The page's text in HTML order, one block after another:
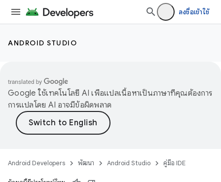
ลงชื่อเข้าใช้
ANDROID STUDIO
Google ใช้เทคโนโลยี AI เพื่อแปลเนื้อหาเป็นภาษาที่คุณต้องการ
การแปลโดย AI อาจมีข้อผิดพลาด
Android Developers พัฒนา Android Studio คู่มือ IDE